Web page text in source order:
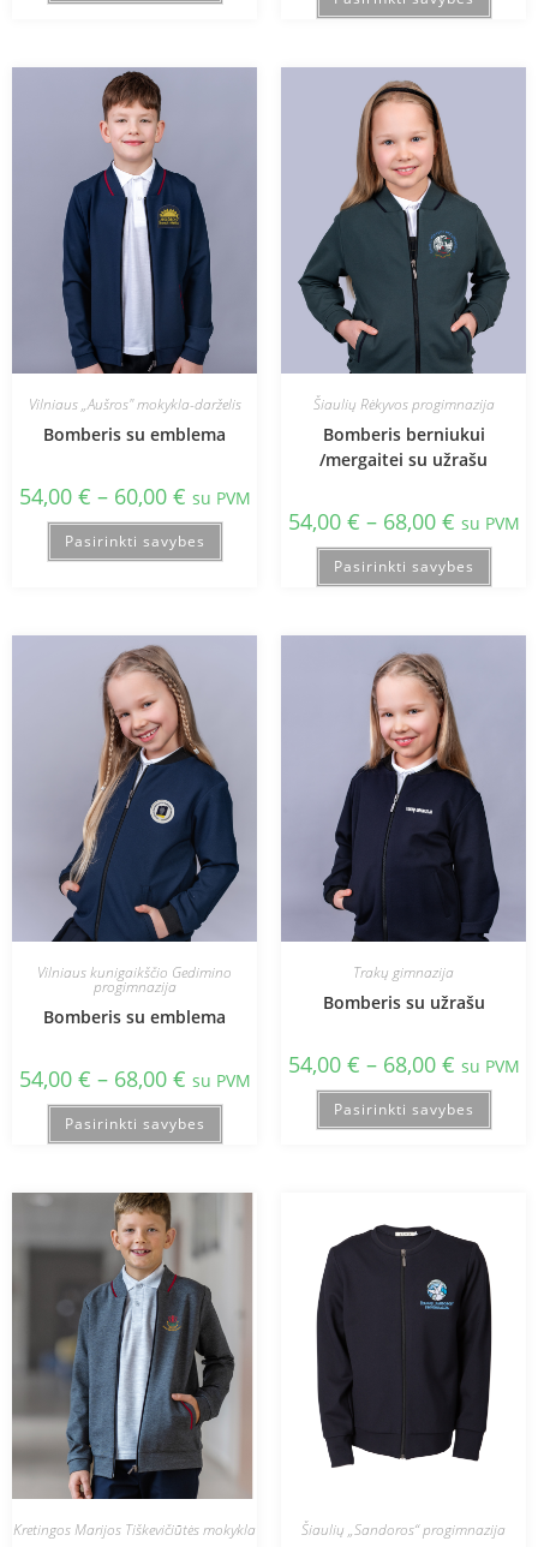
Vilniaus „Aušros" mokykla-darželis
Bomberis su emblema
54,00 € – 60,00 € su PVM
Pasirinkti savybes
Šiaulių Rėkyvos progimnazija
Bomberis berniukui
/mergaitei su užrašu
54,00 € – 68,00 € su PVM
Pasirinkti savybes
Vilniaus kunigaikščio Gedimino
progimnazija
Bomberis su emblema
54,00 € – 68,00 € su PVM
Pasirinkti savybes
Trakų gimnazija
Bomberis su užrašu
54,00 € – 68,00 € su PVM
Pasirinkti savybes
Kretingos Marijos Tiškevičiūtės mokykla Šiaulių „Sandoros“ progimnazija